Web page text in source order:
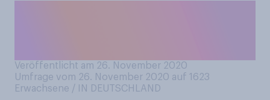
Veröffentlicht am 26. November 2020
Umfrage vom 26. November 2020 auf 1623
Erwachsene / IN DEUTSCHLAND